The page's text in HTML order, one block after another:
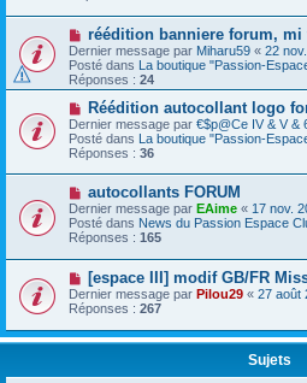
réédition banniere forum, mi
Dernier message par Miharu59 « 22
Posté dans La boutique "Passion-
Réponses : 24
Réédition autocollant logo
Dernier message par €$p@Ce IV & V &
Posté dans La boutique "Passion-
Réponses : 36
autocollants FORUM
Dernier message par EAime « 17 nov.
Posté dans News du Passion Espace
Réponses : 165
[espace III] modif GB/FR
Dernier message par Pilou29 « 27 août
Réponses : 267
Sujets